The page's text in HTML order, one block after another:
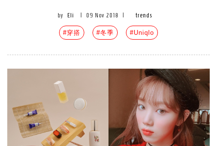
by Eli 09 Nov 2018 trends
#穿搭 #冬季 #Uniqlo